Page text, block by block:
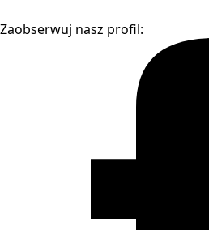
Zaobserwuj nasz profil: